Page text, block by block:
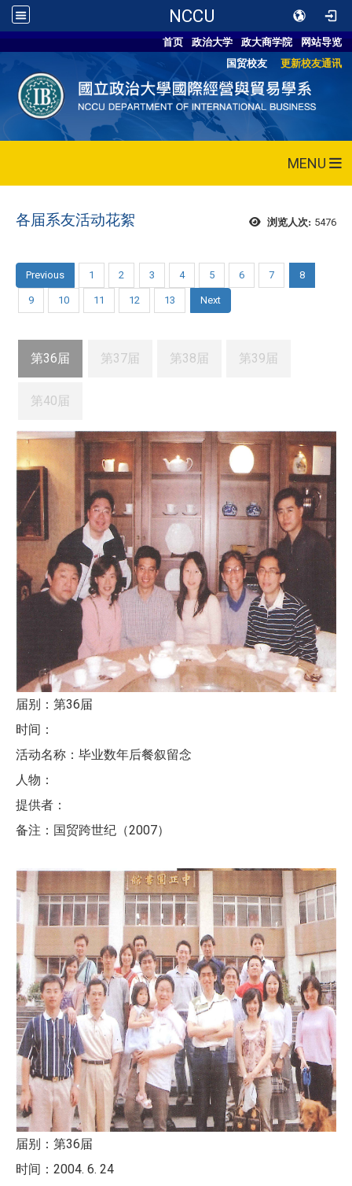
NCCU
首页 政治大学 政大商学院
网站导览
国贸校友
更新校友通讯
MENU
浏览人次: 5476
各届系友活动花絮
Previous 1 2 3 4 5 6 7 8
9 10 11 12 13 Next
第36届 第37届 第38届 第39届
第40届
届别：第36届
时间：
活动名称：毕业数年后餐叙留念
人物：
提供者：
备注：国贸跨世纪（2007）
届别：第36届
时间：2004. 6. 24